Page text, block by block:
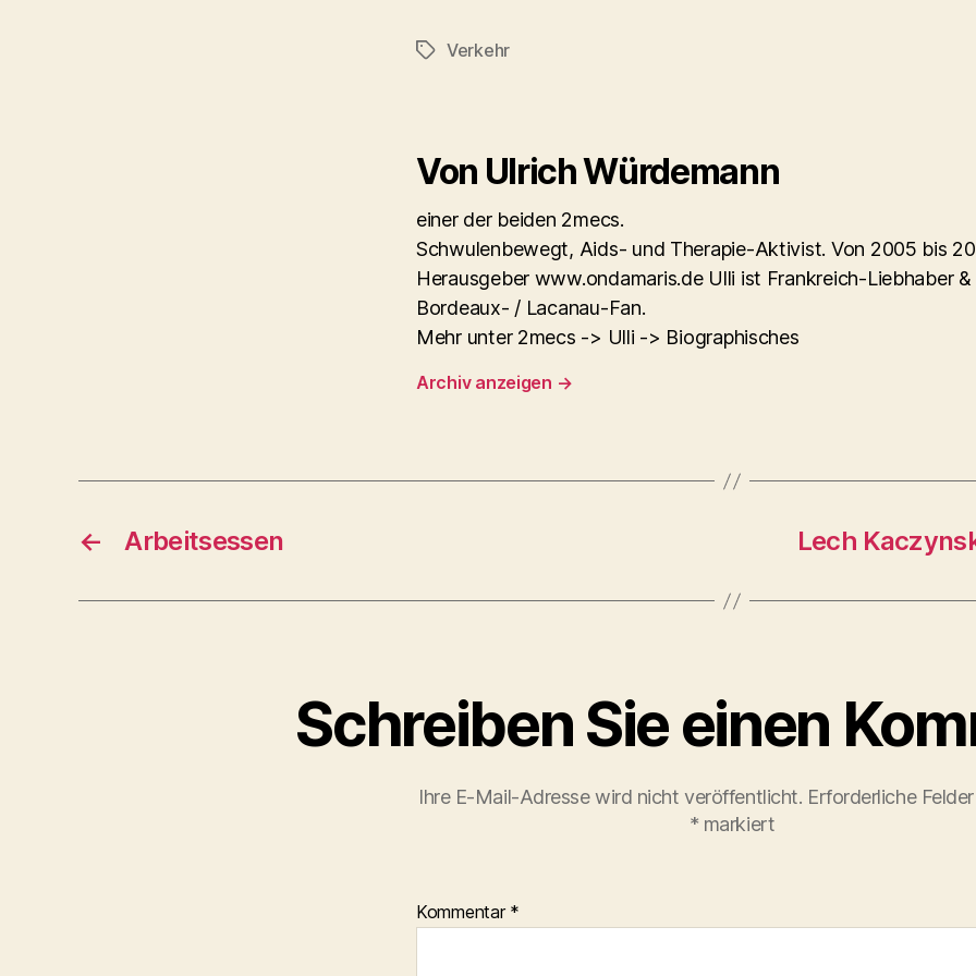
Schlagwörter
Verkehr
Von Ulrich Würdemann
einer der beiden 2mecs.
Schwulenbewegt, Aids- und Therapie-Aktivist. Von 2005 bis
Herausgeber www.ondamaris.de Ulli ist Frankreich-Liebhaber &
Bordeaux- / Lacanau-Fan.
Mehr unter 2mecs -> Ulli -> Biographisches
Archiv anzeigen →
← Arbeitsessen Lech
Schreiben Sie einen
Ihre E-Mail-Adresse wird nicht veröffentlicht. Erforderliche
* markiert
Kommentar *